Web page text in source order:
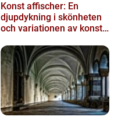
Konst affischer: En
djupdykning i skönheten
och variationen av konst